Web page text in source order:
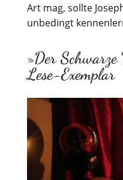
Art mag, sollte
unbedingt
»Der
Lese-Exemplar